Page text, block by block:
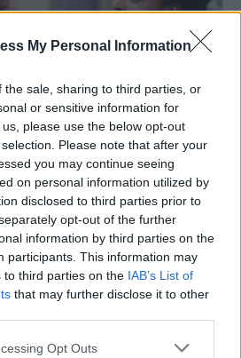
My Personal Information
the sale, sharing to third parties, or
or sensitive information for
please use the below opt-out
Please note that after your
you may continue seeing
on personal information utilized by
disclosed to third parties prior to
opt-out of the further
information by third parties on the
participants. This information may
to third parties on the IAB’s List of
that may further disclose it to other
Opt Outs